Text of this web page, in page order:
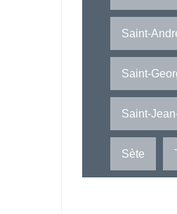
Saint-
Saint-
Saint-
Sète